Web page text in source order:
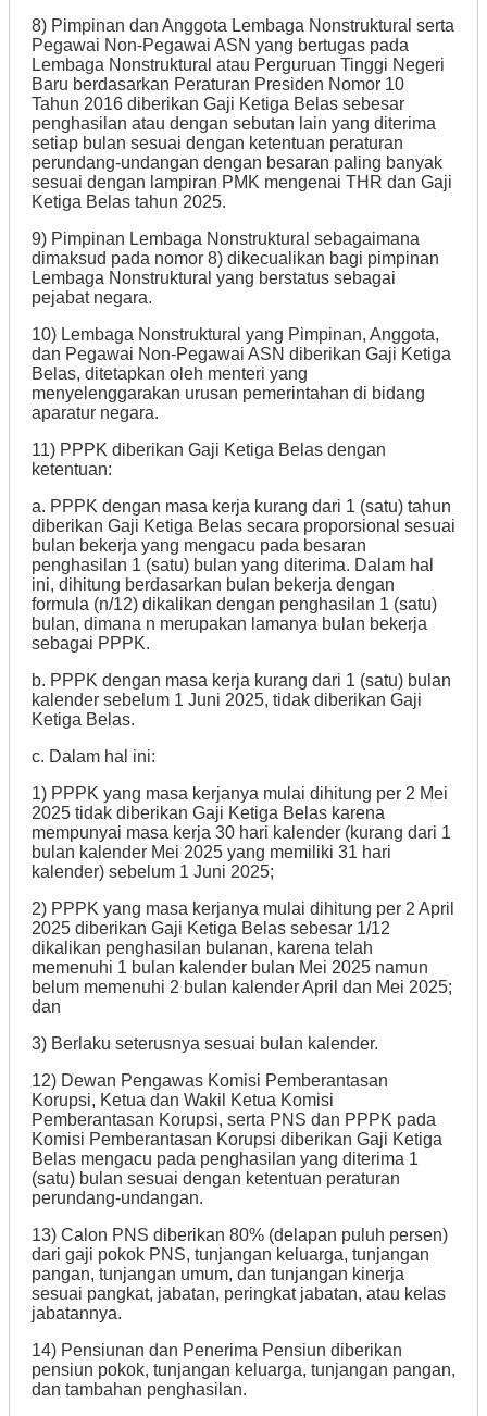
8) Pimpinan dan Anggota Lembaga Nonstruktural serta
Pegawai Non-Pegawai ASN yang bertugas pada
Lembaga Nonstruktural atau Perguruan Tinggi Negeri
Baru berdasarkan Peraturan Presiden Nomor 10
Tahun 2016 diberikan Gaji Ketiga Belas sebesar
penghasilan atau dengan sebutan lain yang diterima
setiap bulan sesuai dengan ketentuan peraturan
perundang-undangan dengan besaran paling banyak
sesuai dengan lampiran PMK mengenai THR dan Gaji
Ketiga Belas tahun 2025.
9) Pimpinan Lembaga Nonstruktural sebagaimana
dimaksud pada nomor 8) dikecualikan bagi pimpinan
Lembaga Nonstruktural yang berstatus sebagai
pejabat negara.
10) Lembaga Nonstruktural yang Pimpinan, Anggota,
dan Pegawai Non-Pegawai ASN diberikan Gaji Ketiga
Belas, ditetapkan oleh menteri yang
menyelenggarakan urusan pemerintahan di bidang
aparatur negara.
11) PPPK diberikan Gaji Ketiga Belas dengan
ketentuan:
a. PPPK dengan masa kerja kurang dari 1 (satu) tahun
diberikan Gaji Ketiga Belas secara proporsional sesuai
bulan bekerja yang mengacu pada besaran
penghasilan 1 (satu) bulan yang diterima. Dalam hal
ini, dihitung berdasarkan bulan bekerja dengan
formula (n/12) dikalikan dengan penghasilan 1 (satu)
bulan, dimana n merupakan lamanya bulan bekerja
sebagai PPPK.
b. PPPK dengan masa kerja kurang dari 1 (satu) bulan
kalender sebelum 1 Juni 2025, tidak diberikan Gaji
Ketiga Belas.
c. Dalam hal ini:
1) PPPK yang masa kerjanya mulai dihitung per 2 Mei
2025 tidak diberikan Gaji Ketiga Belas karena
mempunyai masa kerja 30 hari kalender (kurang dari 1
bulan kalender Mei 2025 yang memiliki 31 hari
kalender) sebelum 1 Juni 2025;
2) PPPK yang masa kerjanya mulai dihitung per 2 April
2025 diberikan Gaji Ketiga Belas sebesar 1/12
dikalikan penghasilan bulanan, karena telah
memenuhi 1 bulan kalender bulan Mei 2025 namun
belum memenuhi 2 bulan kalender April dan Mei 2025;
dan
3) Berlaku seterusnya sesuai bulan kalender.
12) Dewan Pengawas Komisi Pemberantasan
Korupsi, Ketua dan Wakil Ketua Komisi
Pemberantasan Korupsi, serta PNS dan PPPK pada
Komisi Pemberantasan Korupsi diberikan Gaji Ketiga
Belas mengacu pada penghasilan yang diterima 1
(satu) bulan sesuai dengan ketentuan peraturan
perundang-undangan.
13) Calon PNS diberikan 80% (delapan puluh persen)
dari gaji pokok PNS, tunjangan keluarga, tunjangan
pangan, tunjangan umum, dan tunjangan kinerja
sesuai pangkat, jabatan, peringkat jabatan, atau kelas
jabatannya.
14) Pensiunan dan Penerima Pensiun diberikan
pensiun pokok, tunjangan keluarga, tunjangan pangan,
dan tambahan penghasilan.